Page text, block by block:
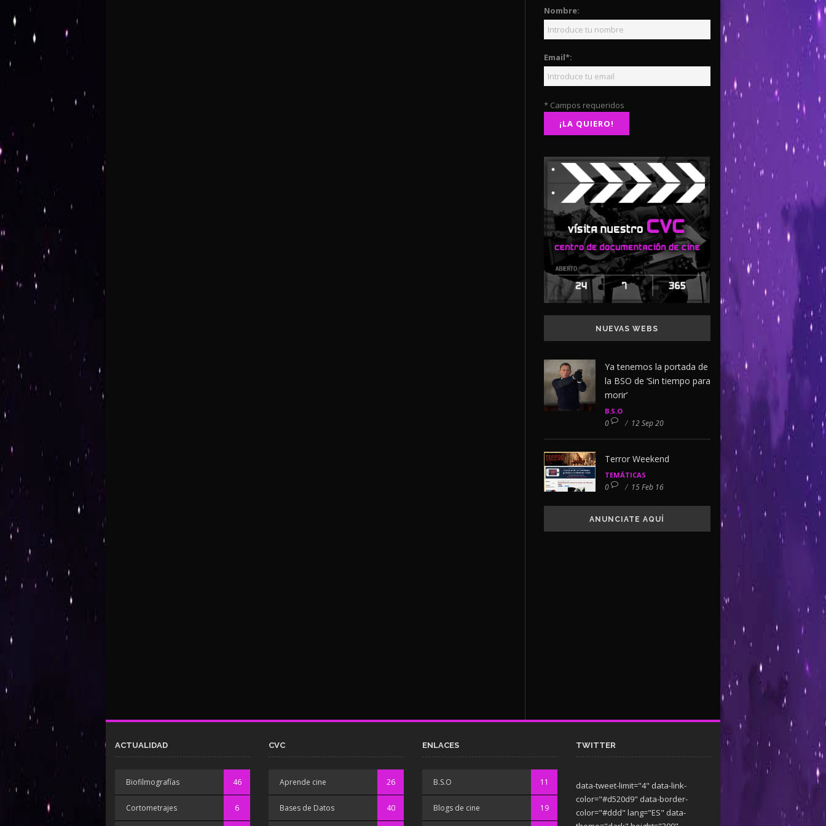
Nombre:
Email*:
* Campos requeridos
NUEVAS WEBS
Ya tenemos la portada de
la BSO de ‘Sin tiempo para
morir’
B.S.O
0 / 12 Sep 20
Terror Weekend
TEMÁTICAS
0 / 15 Feb 16
ANUNCIATE AQUÍ
ACTUALIDAD
Biofilmografías 46
Cortometrajes 6
CVC
Aprende cine 26
Bases de Datos 40
ENLACES
B.S.O 11
Blogs de cine 19
TWITTER
data-tweet-limit="4" data-link-
color="#d520d9" data-border-
color="#ddd" lang="ES" data-